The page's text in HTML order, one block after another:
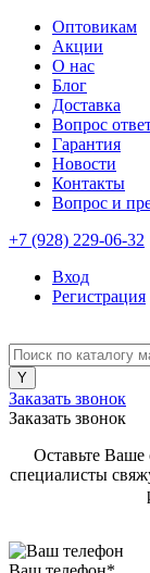
Оптовикам
Акции
О нас
Блог
Доставка
Вопрос
Гарантия
Новости
Контакты
Вопрос и
+7 (928) 229-06-32
Вход
Регистрация
Заказать звонок
Заказать звонок
Оставьте
специалисты